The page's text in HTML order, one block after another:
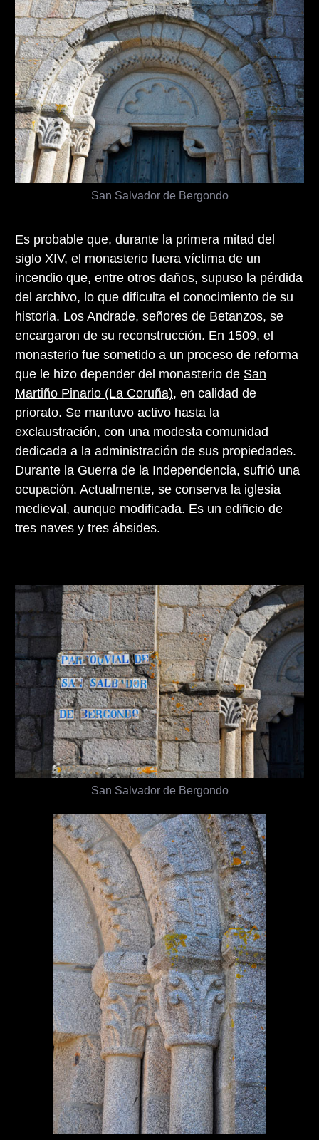
San Salvador de Bergondo
Es probable que, durante la primera mitad del
siglo XIV, el monasterio fuera víctima de un
incendio que, entre otros daños, supuso la pérdida
del archivo, lo que dificulta el conocimiento de su
historia. Los Andrade, señores de Betanzos, se
encargaron de su reconstrucción. En 1509, el
monasterio fue sometido a un proceso de reforma
que le hizo depender del monasterio de San
Martiño Pinario (La Coruña), en calidad de
priorato. Se mantuvo activo hasta la
exclaustración, con una modesta comunidad
dedicada a la administración de sus propiedades.
Durante la Guerra de la Independencia, sufrió una
ocupación. Actualmente, se conserva la iglesia
medieval, aunque modificada. Es un edificio de
tres naves y tres ábsides.
San Salvador de Bergondo